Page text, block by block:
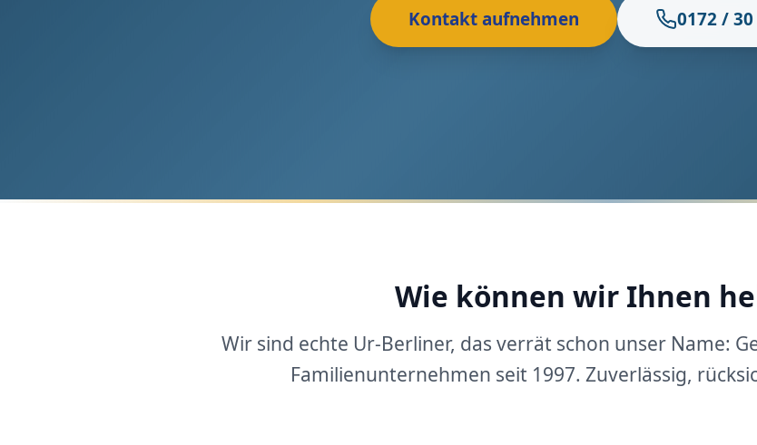
Kontakt aufnehmen 0172 /
Wie können wir Ihnen
Wir sind echte Ur-Berliner, das verrät schon unser Name:
Familienunternehmen seit 1997. Zuverlässig,